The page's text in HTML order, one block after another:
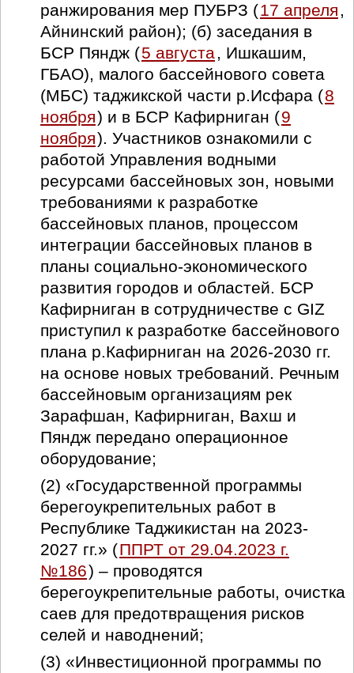
ранжирования мер ПУБРЗ (17 апреля ,
Айнинский район); (б) заседания в
БСР Пяндж (5 августа, Ишкашим,
ГБАО), малого бассейнового совета
(МБС) таджикской части р.Исфара (8
ноября) и в БСР Кафирниган (9
ноября). Участников ознакомили с
работой Управления водными
ресурсами бассейновых зон, новыми
требованиями к разработке
бассейновых планов, процессом
интеграции бассейновых планов в
планы социально-экономического
развития городов и областей. БСР
Кафирниган в сотрудничестве с GIZ
приступил к разработке бассейнового
плана р.Кафирниган на 2026-2030 гг.
на основе новых требований. Речным
бассейновым организациям рек
Зарафшан, Кафирниган, Вахш и
Пяндж передано операционное
оборудование;
(2) «Государственной программы
берегоукрепительных работ в
Республике Таджикистан на 2023-
2027 гг.» (ППРТ от 29.04.2023 г.
№186) – проводятся
берегоукрепительные работы, очистка
саев для предотвращения рисков
селей и наводнений;
(3) «Инвестиционной программы по